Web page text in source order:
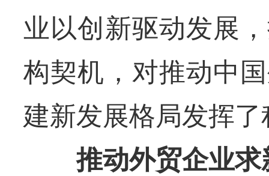
业以创新驱动发展
构契机，对推动中
建新发展格局发挥
推动外贸企业求